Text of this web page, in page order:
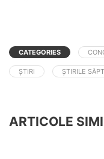
CATEGORIES
ȘTIRI ȘTIRILE
ARTICOLE